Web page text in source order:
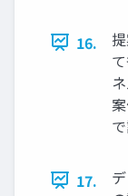
16.
17.